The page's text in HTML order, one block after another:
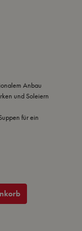
Anbau
und Soleiern
für ein
Wert